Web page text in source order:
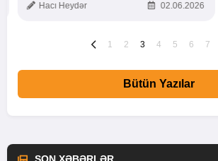
Hacı Heydər 02.06.2026
1 2 3 4 5 6 7
Bütün Yazılar